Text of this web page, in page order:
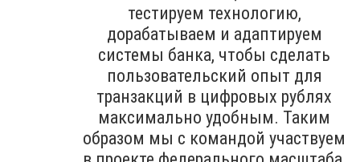
тестируем технологию,
дорабатываем и адаптируем
системы банка, чтобы сделать
пользовательский опыт для
транзакций в цифровых рублях
максимально удобным. Таким
образом мы с командой участвуем